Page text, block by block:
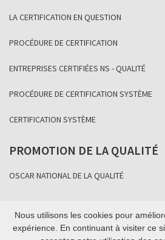
LA CERTIFICATION EN QUESTION
PROCÉDURE DE CERTIFICATION
ENTREPRISES CERTIFIÉES NS - QUALITÉ
PROCÉDURE DE CERTIFICATION SYSTÈME
CERTIFICATION SYSTÈME
PROMOTION DE LA QUALITÉ
OSCAR NATIONAL DE LA QUALITÉ
Copyright Association Sénégalaise
Nous utilisons les cookies pour
expérience. En continuant à visiter ce